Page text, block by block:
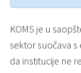
KOMS je u
sektor suočava
da institucije ne